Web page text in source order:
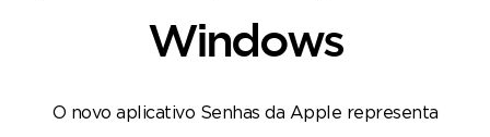
Windows
O novo aplicativo Senhas da Apple representa